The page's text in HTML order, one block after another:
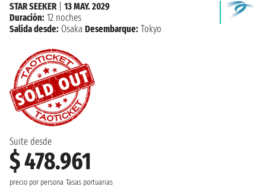
Suite desde
$ 478.961
precio por persona Tasas portuarias
STAR SEEKER| 13 MAY. 2029
Duración: 12 noches
Salida desde: Osaka Desembarque: Tokyo